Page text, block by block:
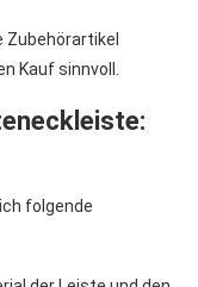
Zubehörartikel
Kauf sinnvoll.
folgende